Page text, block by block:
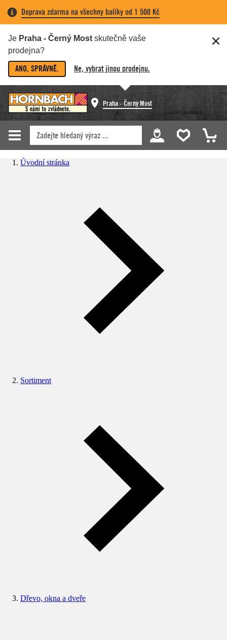
Doprava zdarma na všechny balíky od 1 500 Kč
Je Praha - Černý Most skutečně vaše
prodejna?
ANO, SPRÁVNĚ. Ne, vybrat jinou prodejnu.
Praha - Černý Most
Úvodní stránka
Sortiment
Dřevo, okna a dveře